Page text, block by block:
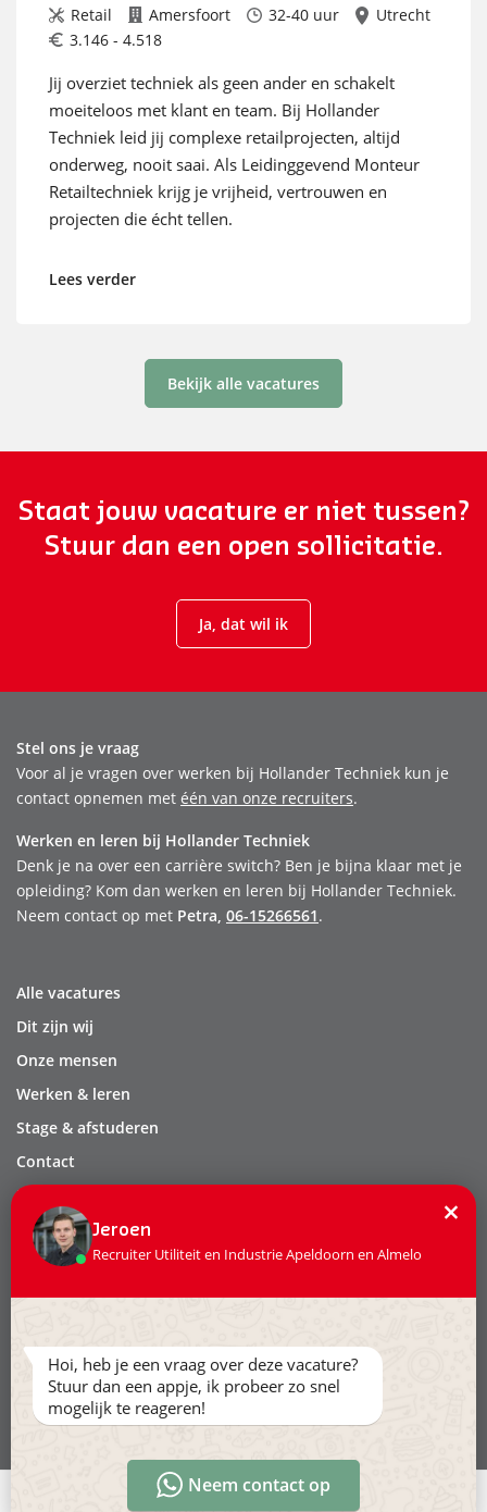
Retail Amersfoort 32-40 uur
Utrecht
3.146 - 4.518
Jij overziet techniek als geen ander en schakelt
moeiteloos met klant en team. Bij Hollander
Techniek leid jij complexe retailprojecten, altijd
onderweg, nooit saai. Als Leidinggevend Monteur
Retailtechniek krijg je vrijheid, vertrouwen en
projecten die écht tellen.
Lees verder
Bekijk alle vacatures
Staat jouw vacature er niet tussen?
Stuur dan een open sollicitatie.
Ja, dat wil ik
×
Jeroen
Recruiter Utiliteit en Industrie Apeldoorn en Almelo
Hoi, heb je een vraag over deze vacature?
Stuur dan een appje, ik probeer zo snel
mogelijk te reageren!
Neem contact op
Stel ons je vraag
Voor al je vragen over werken bij Hollander Techniek kun je
contact opnemen met één van onze recruiters.
Werken en leren bij Hollander Techniek
Denk je na over een carrière switch? Ben je bijna klaar met je
opleiding? Kom dan werken en leren bij Hollander Techniek.
Neem contact op met Petra, 06-15266561.
Alle vacatures
Dit zijn wij
Onze mensen
Werken & leren
Stage & afstuderen
Contact
Privacy
Leveringsvoorwaarden
Ga naar www.hollandertechniek.nl